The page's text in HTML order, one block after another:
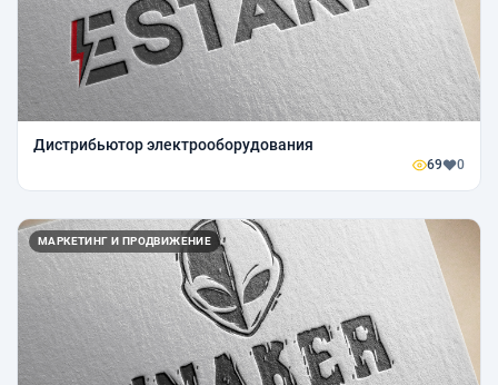
Дистрибьютор электрооборудования
69 0
МАРКЕТИНГ И ПРОДВИЖЕНИЕ